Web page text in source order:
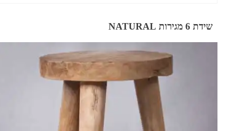
שידת 6 מגירות NATURAL